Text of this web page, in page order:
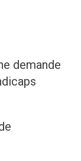
demande